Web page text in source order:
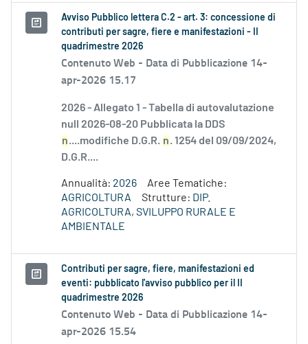
Avviso Pubblico lettera C.2 - art. 3: concessione di
contributi per sagre, fiere e manifestazioni - II
quadrimestre 2026
Contenuto Web - Data di Pubblicazione 14-
apr-2026 15.17
2026 - Allegato 1 - Tabella di autovalutazione
null 2026-08-20 Pubblicata la DDS
n....modifiche D.G.R. n. 1254 del 09/09/2024,
D.G.R....
Annualità: 2026
Aree Tematiche:
AGRICOLTURA
Strutture: DIP.
AGRICOLTURA, SVILUPPO RURALE E
AMBIENTALE
Contributi per sagre, fiere, manifestazioni ed
eventi: pubblicato l'avviso pubblico per il II
quadrimestre 2026
Contenuto Web - Data di Pubblicazione 14-
apr-2026 15.54